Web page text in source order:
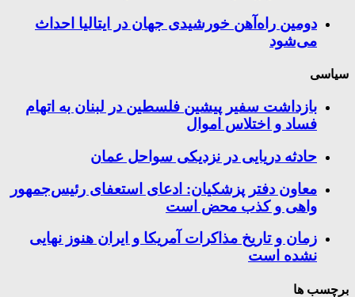
دومین راه‌آهن خورشیدی جهان در ایتالیا احداث
می‌شود
سیاسی
بازداشت سفیر پیشین فلسطین در لبنان به اتهام
فساد و اختلاس اموال
حادثه دریایی در نزدیکی سواحل عمان
معاون دفتر پزشکیان: ادعای استعفای رئیس‌جمهور
واهی و کذب محض است
زمان و تاریخ مذاکرات آمریکا و ایران هنوز نهایی
نشده است
برچسب ها